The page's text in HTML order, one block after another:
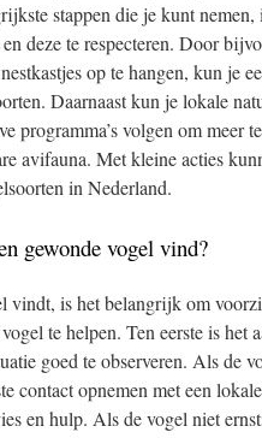
stappen die je kunt
deze te respecteren. Door
op te hangen, kun je
Daarnaast kun je lokale
programma’s volgen om meer
avifauna. Met kleine acties
in Nederland.
gewonde vogel vind?
vindt, is het belangrijk om
te helpen. Ten eerste is het
goed te observeren. Als
contact opnemen met een
en hulp. Als de vogel niet